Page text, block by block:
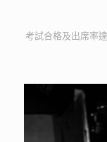
考試合格及出席率